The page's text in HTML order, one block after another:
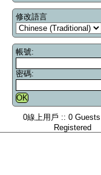
修改語言
帳號:
密碼:
0線上用戶 :: 0
Registered